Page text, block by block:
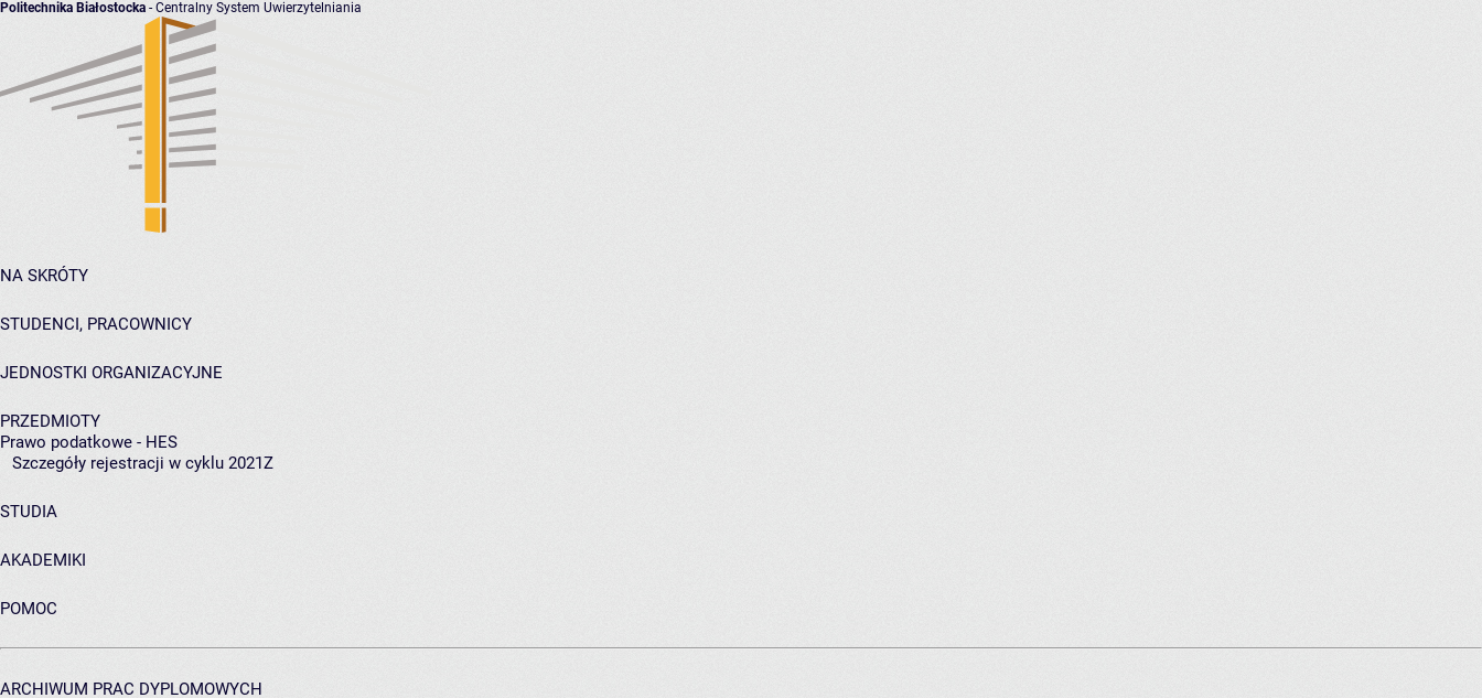
Politechnika Białostocka - Centralny System Uwierzytelniania
NA SKRÓTY
STUDENCI, PRACOWNICY
JEDNOSTKI ORGANIZACYJNE
PRZEDMIOTY
Prawo podatkowe - HES
Szczegóły rejestracji w cyklu 2021Z
STUDIA
AKADEMIKI
POMOC
ARCHIWUM PRAC DYPLOMOWYCH